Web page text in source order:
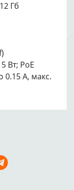
Гб
Вт; PoE
0.15 A, макс.